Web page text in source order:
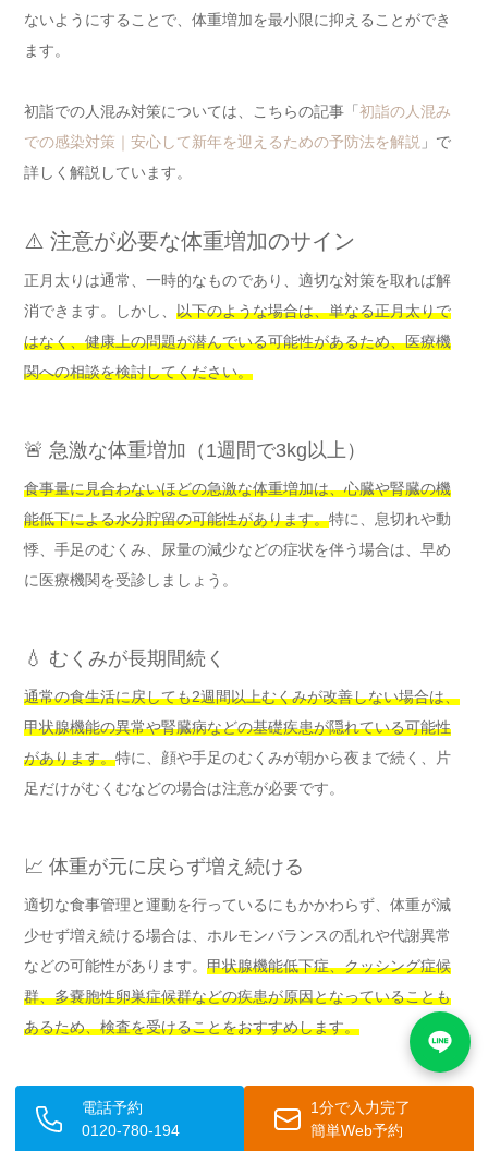
ないようにすることで、体重増加を最小限に抑えることができ
ます。
初詣での人混み対策については、こちらの記事「 初詣の人混み
での感染対策｜安心して新年を迎えるための予防法を解説 」で
詳しく解説しています。
⚠️ 注意が必要な体重増加のサイン
正月太りは通常、一時的なものであり、適切な対策を取れば解
消できます。しかし、 以下のような場合は、単なる正月太りで
はなく、健康上の問題が潜んでいる可能性があるため、医療機
関への相談を検討してください。
🚨 急激な体重増加（1週間で3kg以上）
食事量に見合わないほどの急激な体重増加は、心臓や腎臓の機
能低下による水分貯留の可能性があります。特に、息切れや動
悸、手足のむくみ、尿量の減少などの症状を伴う場合は、早め
に医療機関を受診しましょう。
💧 むくみが長期間続く
通常の食生活に戻しても2週間以上むくみが改善しない場合は、
甲状腺機能の異常や腎臓病などの基礎疾患が隠れている可能性
があります。特に、顔や手足のむくみが朝から夜まで続く、片
足だけがむくむなどの場合は注意が必要です。
📈 体重が元に戻らず増え続ける
適切な食事管理と運動を行っているにもかかわらず、体重が減
少せず増え続ける場合は、ホルモンバランスの乱れや代謝異常
などの可能性があります。 甲状腺機能低下症、クッシング症候
群、多嚢胞性卵巣症候群などの疾患が原因となっていることも
あるため、検査を受けることをおすすめします。
🍽️ 食欲の異常な増加
年末年始後も異常な食欲が続き、食べても食べても満腹感が得
電話予約
0120-780-194
1分で入力完了
簡単Web予約